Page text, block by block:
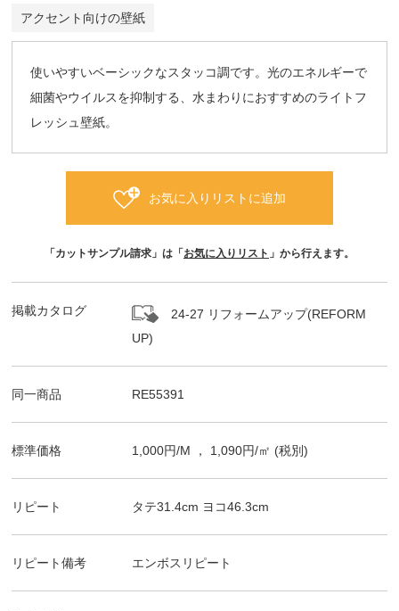
アクセント向けの壁紙
使いやすいベーシックなスタッコ調です。光のエネルギーで
細菌やウイルスを抑制する、水まわりにおすすめのライトフ
レッシュ壁紙。
お気に入りリストに追加
「カットサンプル請求」は「 お気に入りリスト 」から行えます。
掲載カタログ
24-27 リフォームアップ(REFORM
UP)
同一商品 RE55391
標準価格 1,000円/M ， 1,090円/㎡ (税別)
リピート タテ31.4cm ヨコ46.3cm
リピート備考 エンボスリピート